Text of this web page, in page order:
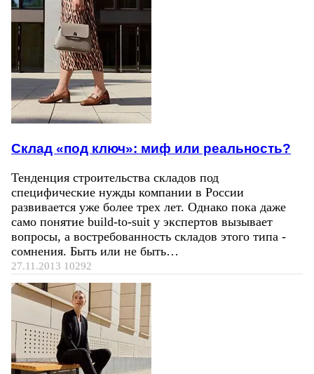
Склад «под ключ»: миф или реальность?
Тенденция строительства складов под
специфические нужды компании в России
развивается уже более трех лет. Однако пока даже
само понятие build-to-suit у экспертов вызывает
вопросы, а востребованность складов этого типа -
сомнения. Быть или не быть…
27.11.2013 10292